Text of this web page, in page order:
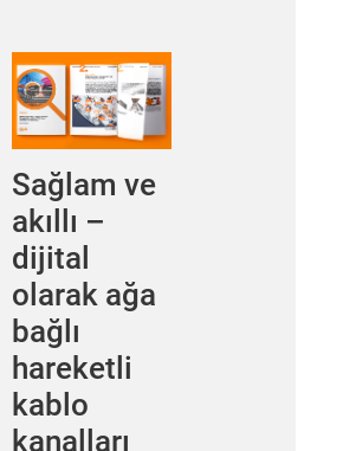
Sağlam ve
akıllı –
dijital
olarak ağa
bağlı
hareketli
kablo
kanalları